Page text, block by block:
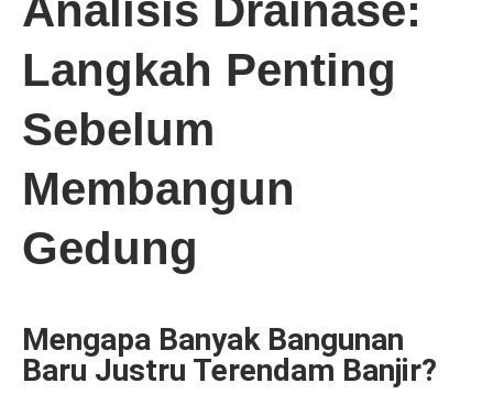
Langkah Penting
Sebelum
Membangun
Gedung
Mengapa Banyak Bangunan
Baru Justru Terendam Banjir?